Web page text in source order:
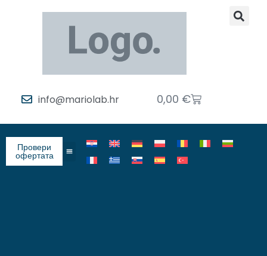
info@mariolab.hr 0,00 €
Провери
офертата